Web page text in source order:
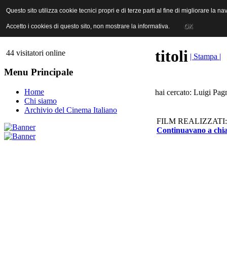
ANICA | Associazione Nazionale Industrie Cinematografiche
44 visitatori online
Menu Principale
Home
Chi siamo
Archivio del Cinema Italiano
titoli | Stampa |
hai cercato: Luigi
FILM REALIZZATI:
Continuavano a
Questo sito utilizza cookie tecnici propri e di terze parti al fine di migliorare la
Accetto i cookies di questo sito, non mostrare la informativa. OK
Questo sito utilizza cookie tecnici propri e di terze parti al fine di migliorare la
Accetto i cookies di questo sito, non mostrare la informativa. OK